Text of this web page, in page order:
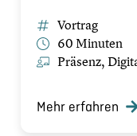
Vortrag
60 Minuten
Präsenz,
Mehr erfahren